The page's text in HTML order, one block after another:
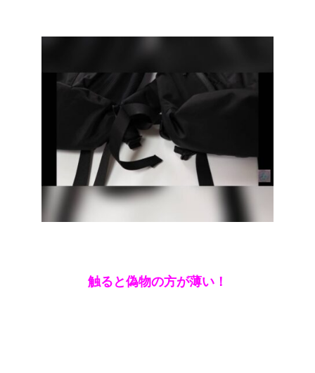
触ると偽物の方が薄い！